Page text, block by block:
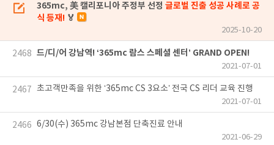
365mc, 美 캘리포니아 주정부 선정 글로벌 진출 성공 사례로 공
식 등재! 🏅
2025-10-20
2468 드/디/어 강남역! ‘365mc 람스 스페셜 센터’ GRAND OPEN!
2021-07-01
2467 초고객만족을 위한 ‘365mc CS 3요소’ 전국 CS 리더 교육 진행
2021-07-01
2466 6/30(수) 365mc 강남본점 단축진료 안내
2021-06-29